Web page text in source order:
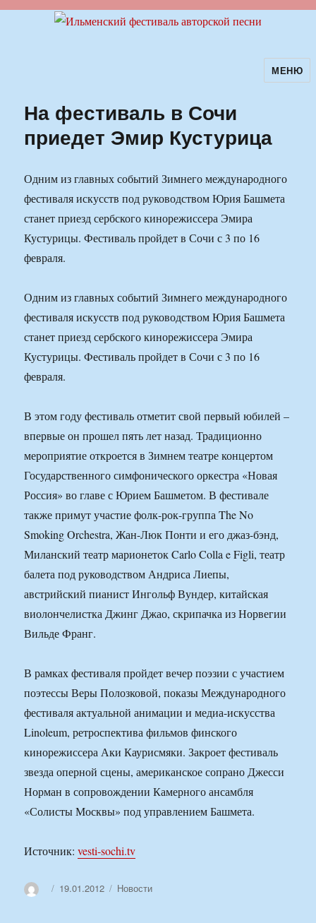
Ильменский фестиваль авторскойМЕНЮ
На фестиваль в Сочи
приедет Эмир Кустурица
Одним из главных событий Зимнего международного
фестиваля искусств под руководством Юрия Башмета
станет приезд сербского кинорежиссера Эмира
Кустурицы. Фестиваль пройдет в Сочи с 3 по 16
февраля.
Одним из главных событий Зимнего международного
фестиваля искусств под руководством Юрия Башмета
станет приезд сербского кинорежиссера Эмира
Кустурицы. Фестиваль пройдет в Сочи с 3 по 16
февраля.
В этом году фестиваль отметит свой первый юбилей –
впервые он прошел пять лет назад. Традиционно
мероприятие откроется в Зимнем театре концертом
Государственного симфонического оркестра «Новая
Россия» во главе с Юрием Башметом. В фестивале
также примут участие фолк-рок-группа The No
Smoking Orchestra, Жан-Люк Понти и его джаз-бэнд,
Миланский театр марионеток Carlo Colla e Figli, театр
балета под руководством Андриса Лиепы,
австрийский пианист Ингольф Вундер, китайская
виолончелистка Джинг Джао, скрипачка из Норвегии
Вильде Франг.
В рамках фестиваля пройдет вечер поэзии с участием
поэтессы Веры Полозковой, показы Международного
фестиваля актуальной анимации и медиа-искусства
Linoleum, ретроспектива фильмов финского
кинорежиссера Аки Каурисмяки. Закроет фестиваль
звезда оперной сцены, американское сопрано Джесси
Норман в сопровождении Камерного ансамбля
«Солисты Москвы» под управлением Башмета.
Источник:vesti-sochi.tv
АвторОпубликовано
19.01.2012 Рубрики
Новости